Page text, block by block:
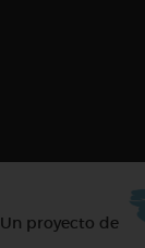
Un proyecto de